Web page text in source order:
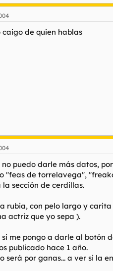
caigo de quien hablas
no puedo darle más datos,
"feas de torrelavega",
la sección de cerdillas.
rubia, con pelo largo y
actriz que yo sepa ).
si me pongo a darle al botón
publicado hace 1 año.
será por ganas... a ver si la